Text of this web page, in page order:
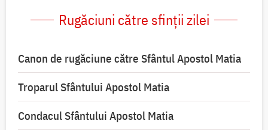
Rugăciuni către sfinții zilei
Canon de rugăciune către Sfântul Apostol Matia
Troparul Sfântului Apostol Matia
Condacul Sfântului Apostol Matia